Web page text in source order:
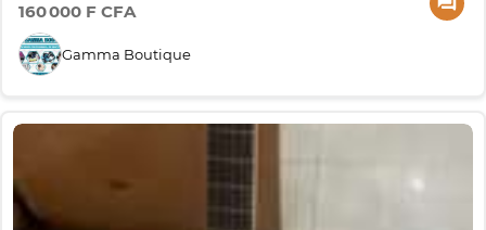
160 000 F CFA
Gamma Boutique